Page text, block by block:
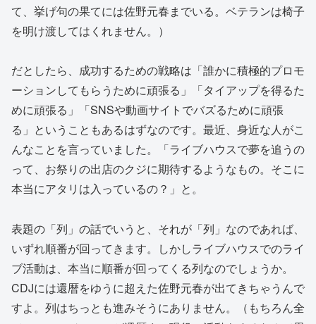
て、挙げ句の果てには佐野元春までいる。ベテランは椅子
を明け渡してはくれません。）
だとしたら、成功するための戦略は「誰かに積極的プロモ
ーションしてもらうために頑張る」「タイアップを得るた
めに頑張る」「SNSや動画サイトでバズるために頑張
る」ということもあるはずなのです。最近、身近な人がこ
んなことを言っていました。「ライブハウスで夢を追うの
って、お祭りの出店のクジに期待するようなもの。そこに
本当にアタリは入っているの？」と。
表題の「列」の話でいうと、それが「列」なのであれば、
いずれ順番が回ってきます。しかしライブハウスでのライ
ブ活動は、本当に順番が回ってくる列なのでしょうか。
CDJには還暦をゆうに超えた佐野元春が出てきちゃうんで
すよ。列はちっとも進みそうにありません。（もちろん全